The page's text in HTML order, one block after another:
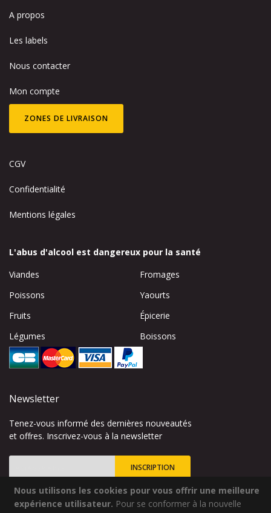
Nous utilisons les cookies pour vous offrir une meilleure
expérience utilisateur. Pour se conformer à la nouvelle
A propos
Les labels
Nous contacter
Mon compte
ZONES DE LIVRAISON
CGV
Confidentialité
Mentions légales
L'abus d'alcool est dangereux pour la santé
Viandes
Poissons
Fruits
Légumes
Fromages
Yaourts
Épicerie
Boissons
Newsletter
Tenez-vous informé des dernières nouveautés
et offres. Inscrivez-vous à la newsletter
Inscription
INSCRIPTION